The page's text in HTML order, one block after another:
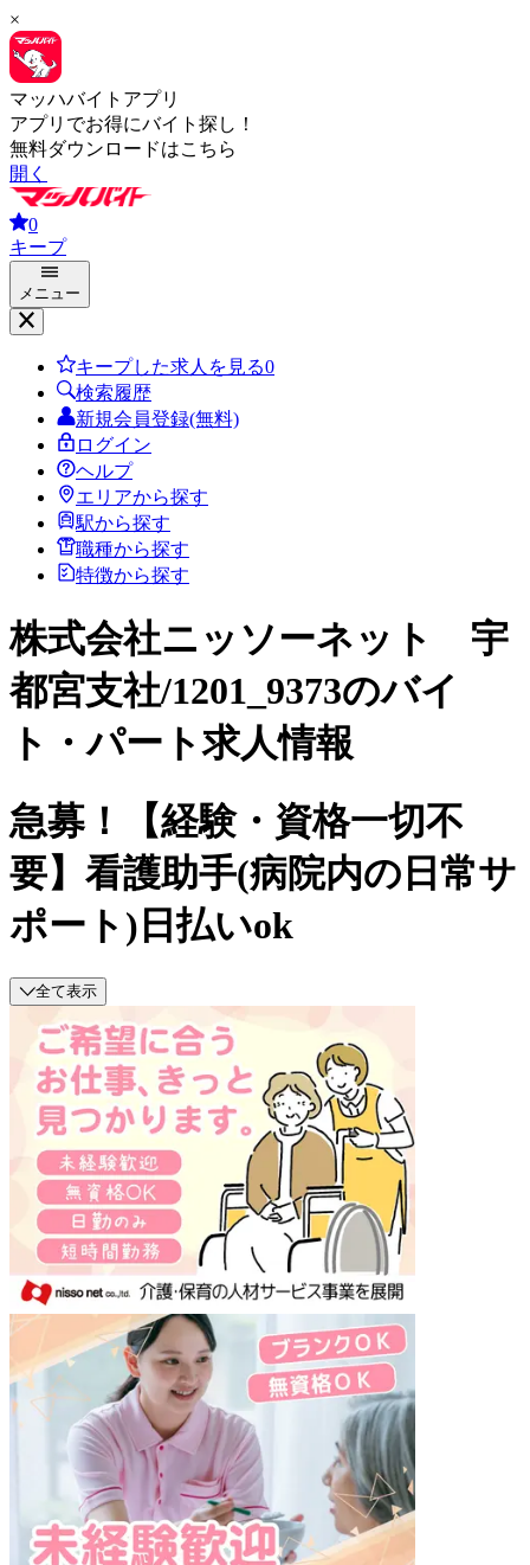
×
マッハバイトアプリ
アプリでお得にバイト探し！
無料ダウンロードはこちら
開く
0
キープ
メニュー
キープした求人を見る0
検索履歴
新規会員登録(無料)
ログイン
ヘルプ
エリアから探す
駅から探す
職種から探す
特徴から探す
株式会社ニッソーネット 宇
都宮支社/1201_9373のバイ
ト・パート求人情報
急募！【経験・資格一切不
要】看護助手(病院内の日常サ
ポート)日払いok
全て表示